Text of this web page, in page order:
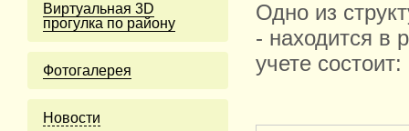
Виртуальная 3D
прогулка по району
Фотогалерея
Новости
Одно из
- находится в
учете состоит: